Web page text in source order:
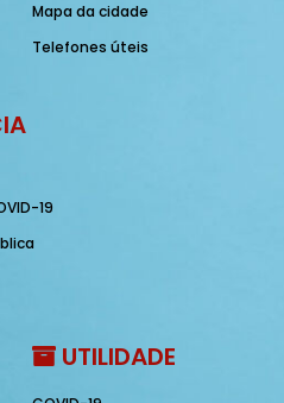
Mapa da cidade
Telefones úteis
19
UTILIDADE